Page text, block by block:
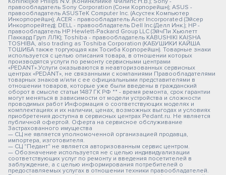
правообладатель Sony Corporation (Сони Корпорейшн); ASUS -
правообладатель ASUSTeK Computer Inc. (Асустек Компьютер
Инкорпорейшн); ACER - правообладатель Acer Incorporated (Эйсер
Инкорпорейтед); DELL - правообладатель Dell Inc.(Делл Инк.); HP -
правообладатель HP Hewlett-Packard Group LLC (ЭйчПи Хьюлетт
Паккард Груп ЛЛК); Toshiba - правообладатель KABUSHIKI KAISHA
TOSHIBA, also trading as Toshiba Corporation (КАБУШИКИ КАЙША
ТОШИБА также торгующая как Тосиба Корпорейшн). Товарные знаки
используется с целью описания товара, в отношении которых
производятся услуги по ремонту сервисными центрами
«PEDANT».Услуги оказываются в неавторизованных сервисных
центрах «PEDANT», не связанными с компаниями Правообладателями
товарных знаков и/или с ее официальными представителями в
отношении товаров, которые уже были введены в гражданский
оборот в смысле статьи 1487 ГК РФ ** - время ремонта, срок гарантии
могут меняться в зависимости от модели устройства и сложности
проводимых работ Информация о соответствующих моделях и
комплектациях и их наличии, ценах, возможных выгодах и условиях
приобретения доступна в сервисных центрах Pedant.ru. Не является
публичной офертой. Оферта на сервисное обслуживание
Застрахованного имущества
— СЦ не является уполномоченной организацией продавца,
импортера, изготовителя.
— СЦ "Педант" не является авторизованным сервис центром.
— Обозначение используется не с целью индивидуализации
соответствующих услуг по ремонту и введения посетителей в
заблуждение, а с целью информирования потребителей о
предоставляемых услугах в отношении техники правообладателей.